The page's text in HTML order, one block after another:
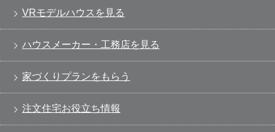
VRモデルハウスを見る
ハウスメーカー・工務店を見る
家づくりプランをもらう
注文住宅お役立ち情報